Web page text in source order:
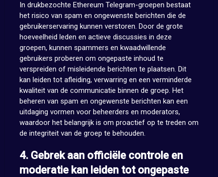
In drukbezochte Ethereum Telegram-groepen bestaat
het risico van spam en ongewenste berichten die de
gebruikerservaring kunnen verstoren. Door de grote
hoeveelheid leden en actieve discussies in deze
groepen, kunnen spammers en kwaadwillende
gebruikers proberen om ongepaste inhoud te
verspreiden of misleidende berichten te plaatsen. Dit
kan leiden tot afleiding, verwarring en een verminderde
kwaliteit van de communicatie binnen de groep. Het
beheren van spam en ongewenste berichten kan een
uitdaging vormen voor beheerders en moderators,
waardoor het belangrijk is om proactief op te treden om
de integriteit van de groep te behouden.
4. Gebrek aan officiële controle en
moderatie kan leiden tot ongepaste